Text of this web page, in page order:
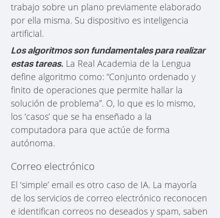
trabajo sobre un plano previamente elaborado
por ella misma. Su dispositivo es inteligencia
artificial.
Los algoritmos son fundamentales para realizar
estas tareas. La Real Academia de la Lengua
define algoritmo como: “Conjunto ordenado y
finito de operaciones que permite hallar la
solución de problema”. O, lo que es lo mismo,
los ‘casos’ que se ha enseñado a la
computadora para que actúe de forma
autónoma.
Correo electrónico
El ‘simple’ email es otro caso de IA. La mayoría
de los servicios de correo electrónico reconocen
e identifican correos no deseados y spam, saben